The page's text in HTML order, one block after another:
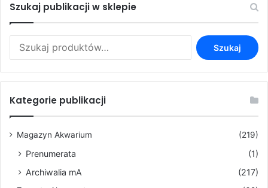
stronie
Szukaj publikacji w sklepie
Szukaj
Kategorie publikacji
Magazyn Akwarium (219)
Prenumerata
(1)
Archiwalia mA
(217)